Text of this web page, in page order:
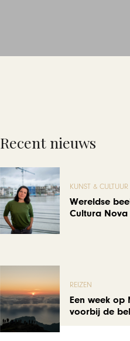
Recent nieuws
KUNST & CULTUUR
Wereldse
Cultura Nova
REIZEN
Een week op
voorbij de